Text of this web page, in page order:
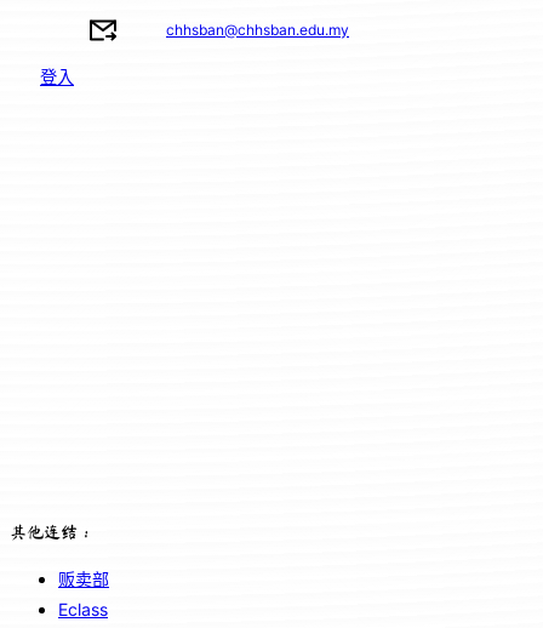
chhsban@chhsban.edu.my
登入
其他连结：
贩卖部
Eclass